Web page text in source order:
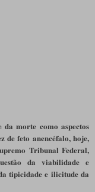
morte como aspectos
de feto anencéfalo, hoje,
Tribunal Federal,
da viabilidade e
tipicidade e ilicitude da